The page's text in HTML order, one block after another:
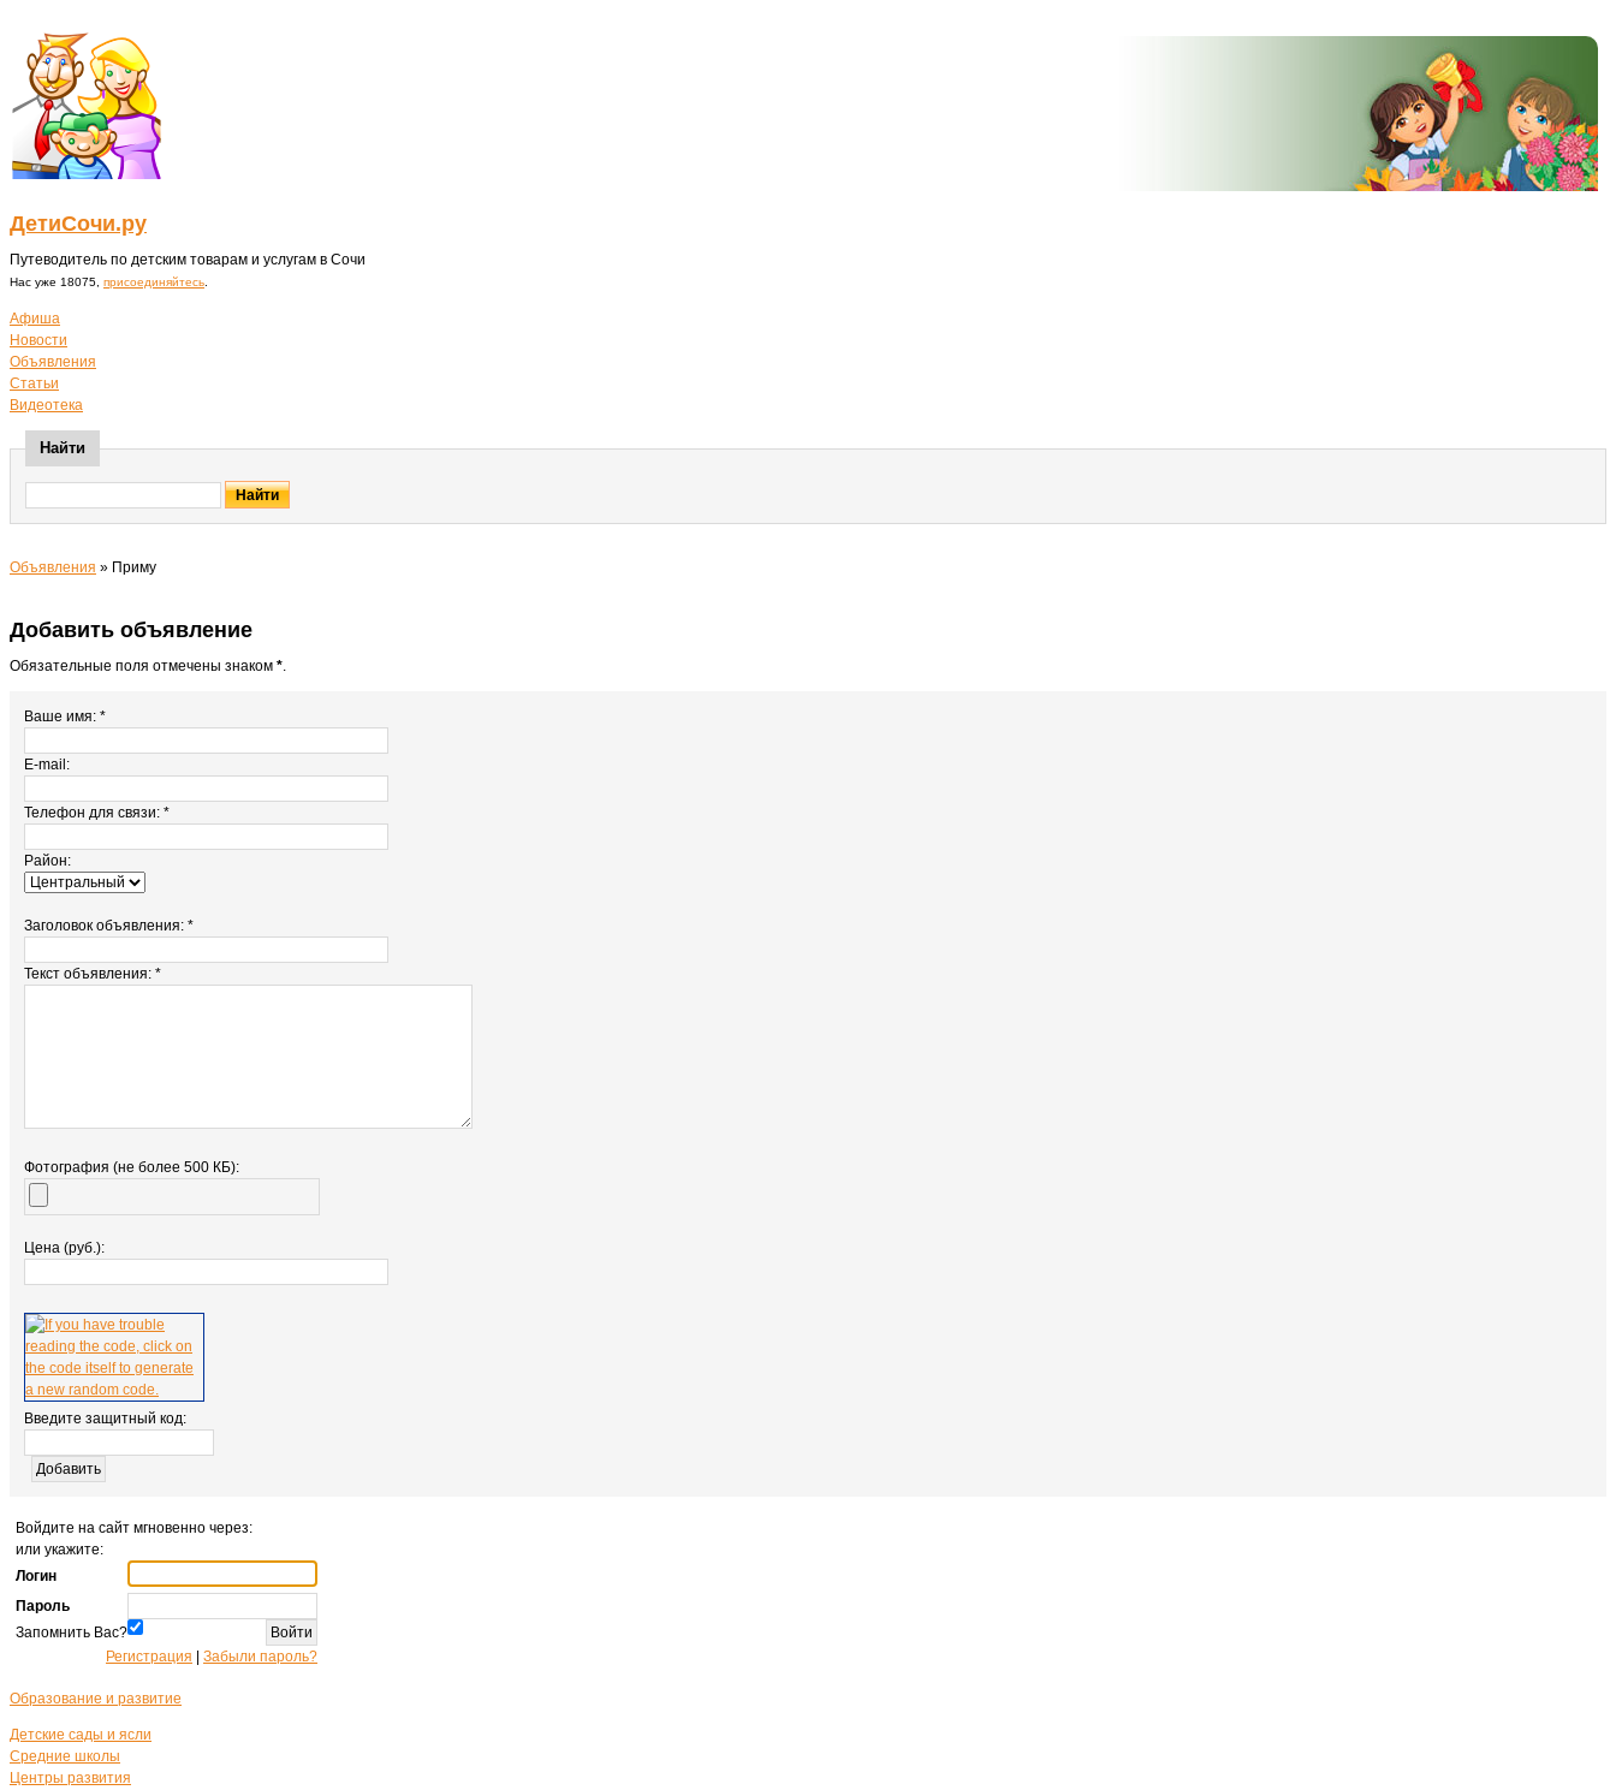
ДетиСочи.ру
Путеводитель по детским товарам и услугам в Сочи
Нас уже 18075, присоединяйтесь
Афиша
Новости
Объявления
Статьи
Видеотека
Найти
Объявления » Приму
Добавить объявление
Обязательные поля отмечены знаком *.
Ваше имя: *
E-mail:
Телефон для связи: *
Район:
Заголовок объявления: *
Текст объявления: *
Фотография (не более 500 КБ):
Цена (руб.):
Введите защитный код:
Войдите на сайт мгновенно через:
или укажите:
Логин
Пароль
Запомнить Вас?
Регистрация
Забыли пароль?
Образование и развитие
Детские сады и ясли
Средние школы
Центры развития